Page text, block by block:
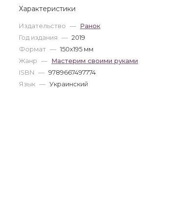
Характеристики
Издательство — Ранок
Год издания — 2019
Формат — 150x195 мм
Жанр — Мастерим своими руками
ISBN — 9789667497774
Язык — Украинский